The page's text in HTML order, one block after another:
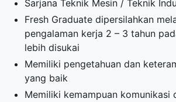
Sarjana Teknik Mesin / Teknik
Fresh Graduate dipersilahkan
pengalaman kerja 2 – 3 tahun
lebih disukai
Memiliki pengetahuan dan
yang baik
Memiliki kemampuan komunikasi